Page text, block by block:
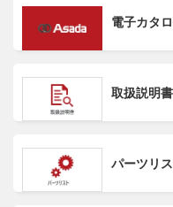
電子カタ
取扱説明書
パーツリ